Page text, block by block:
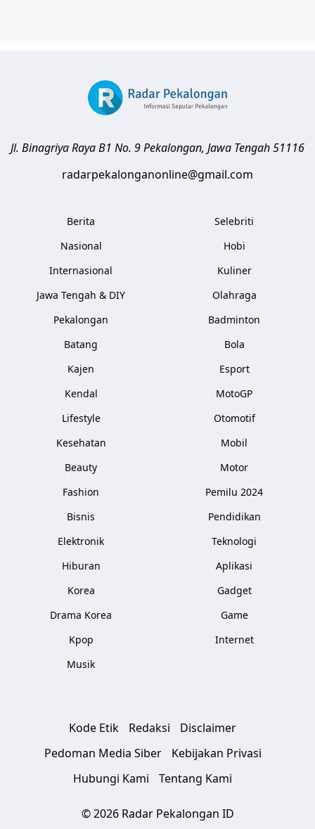
Jl. Binagriya Raya B1 No. 9Pekalongan, Jawa Tengah51116
radarpekalonganonline@gmail.com
Berita
Nasional
Internasional
Jawa Tengah & DIY
Pekalongan
Batang
Kajen
Kendal
Lifestyle
Kesehatan
Beauty
Fashion
Bisnis
Elektronik
Hiburan
Korea
Drama Korea
Kpop
Musik
Selebriti
Hobi
Kuliner
Olahraga
Badminton
Bola
Esport
MotoGP
Otomotif
Mobil
Motor
Pemilu 2024
Pendidikan
Teknologi
Aplikasi
Gadget
Game
Internet
Kode Etik Redaksi
Disclaimer
Pedoman Media Siber
Kebijakan Privasi
Hubungi Kami
Tentang Kami
© 2026 Radar Pekalongan ID